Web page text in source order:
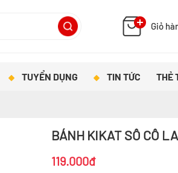
Giỏ
TUYỂN DỤNG TIN TỨC THẺ
BÁNH KIKAT SÔ CÔ
119.000đ